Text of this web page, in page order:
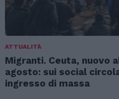
ATTUALITÀ
Migranti. Ceuta, nuovo
agosto: sui social
ingresso di massa